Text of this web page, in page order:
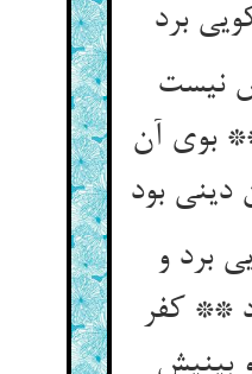
برد
نیست
بوی آن
بود
برد و
** کفر
بینیش